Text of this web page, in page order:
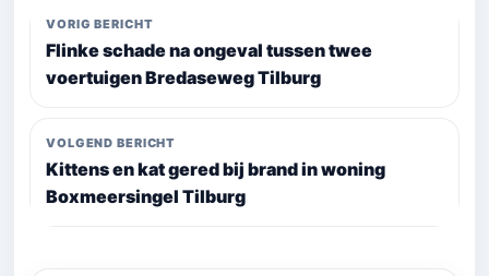
VORIG BERICHT
Flinke schade na ongeval tussen twee
voertuigen Bredaseweg Tilburg
VOLGEND BERICHT
Kittens en kat gered bij brand in woning
Boxmeersingel Tilburg